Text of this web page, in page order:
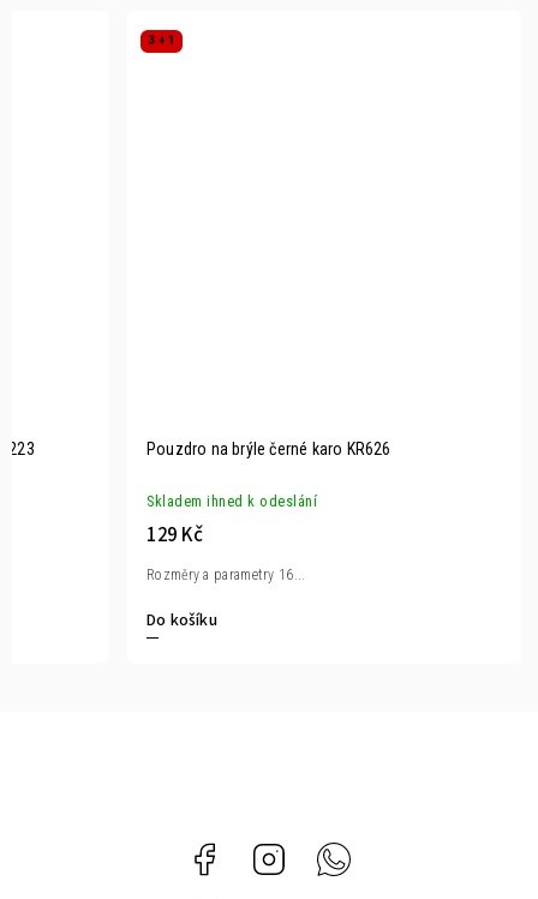
3 + 1
Pouzdro na brýle černé karo KR626
Skladem ihned k odeslání
129 Kč
Do košíku
Rozměry a parametry 16...
Facebook Instagram